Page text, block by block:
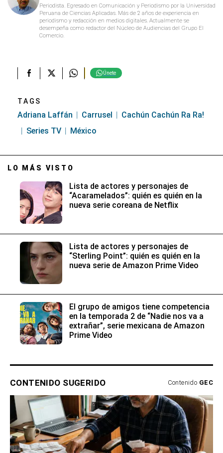
Periodista. Egresado en Comunicación y Periodismo por la Universidad
Peruana de Ciencias Aplicadas. Más de 2 años de experiencia en
periodismo y redacción en medios digitales. Actualmente se
desempeña como redactor del Núcleo de Audiencias del Grupo El
Comercio.
Únete
TAGS
Adriana Laffán Carrusel
Cachún Cachún Ra Ra!
Series TV
México
LO MÁS VISTO
Lista de actores y personajes de
“Acaramelados”: quién es quién en la
nueva serie coreana de Netflix
Lista de actores y personajes de
“Sterling Point”: quién es quién en la
nueva serie de Amazon Prime Video
El grupo de amigos tiene competencia
en la temporada 2 de “Nadie nos va a
extrañar”, serie mexicana de Amazon
Prime Video
CONTENIDO SUGERIDO Contenido GEC